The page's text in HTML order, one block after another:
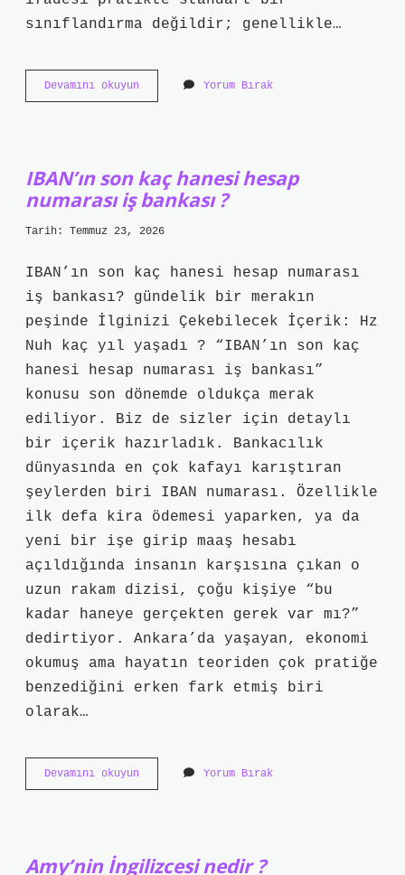
sınıflandırma değildir; genellikle…
Devamını okuyun
karat
Yorum Bırak
IBAN’ın son kaç hanesi hesap
numarası iş bankası ?
Tarih: Temmuz 23, 2026
IBAN’ın son kaç hanesi hesap numarası
iş bankası? gündelik bir merakın
peşinde İlginizi Çekebilecek İçerik: Hz
Nuh kaç yıl yaşadı ? “IBAN’ın son kaç
hanesi hesap numarası iş bankası”
konusu son dönemde oldukça merak
ediliyor. Biz de sizler için detaylı
bir içerik hazırladık. Bankacılık
dünyasında en çok kafayı karıştıran
şeylerden biri IBAN numarası. Özellikle
ilk defa kira ödemesi yaparken, ya da
yeni bir işe girip maaş hesabı
açıldığında insanın karşısına çıkan o
uzun rakam dizisi, çoğu kişiye “bu
kadar haneye gerçekten gerek var mı?”
dedirtiyor. Ankara’da yaşayan, ekonomi
okumuş ama hayatın teoriden çok pratiğe
benzediğini erken fark etmiş biri
olarak…
Devamını okuyun
son
iş
Yorum Bırak
Amy’nin İngilizcesi nedir ?